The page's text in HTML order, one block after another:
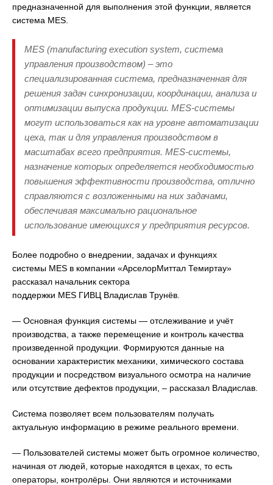
предназначенной для выполнения этой функции, является
система MES.
MES (manufacturing execution system, система
управления производством) – это
специализированная система, предназначенная для
решения задач синхронизации, координации, анализа и
оптимизации выпуска продукции. MES-системы
могут использоваться как на уровне автоматизации
цеха, так и для управления производством в
масштабах всего предприятия. MES-системы,
назначение которых определяется необходимостью
повышения эффективности производства, отлично
справляются с возложенными на них задачами,
обеспечивая максимально рациональное
использование имеющихся у предприятия ресурсов.
Более подробно о внедрении, задачах и функциях
системы MES в компании «АрселорМиттал Темиртау»
рассказал начальник сектора
поддержки MES ГИВЦ Владислав Трунёв.
— Основная функция системы — отслеживание и учёт
производства, а также перемещение и контроль качества
произведенной продукции. Формируются данные на
основании характеристик механики, химического состава
продукции и посредством визуального осмотра на наличие
или отсутствие дефектов продукции, – рассказал Владислав.
Система позволяет всем пользователям получать
актуальную информацию в режиме реального времени.
— Пользователей системы может быть огромное количество,
начиная от людей, которые находятся в цехах, то есть
операторы, контролёры. Они являются и источниками